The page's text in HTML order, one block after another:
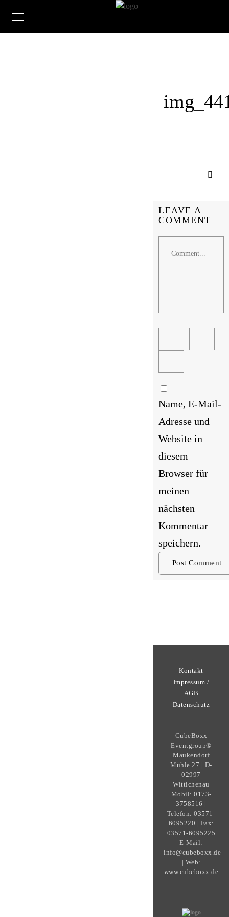
LEAVE A
COMMENT
Name, E-Mail-
Adresse und
Website in
diesem
Browser für
meinen
nächsten
Kommentar
speichern.
Kontakt
Impressum /
AGB
Datenschutz
CubeBoxx
Eventgroup®
Maukendorf
Mühle 27 | D-
02997
Wittichenau
Mobil: 0173-
3758516 |
Telefon: 03571-
6095220 | Fax:
03571-6095225
E-Mail:
info@cubeboxx.de
| Web:
www.cubeboxx.de